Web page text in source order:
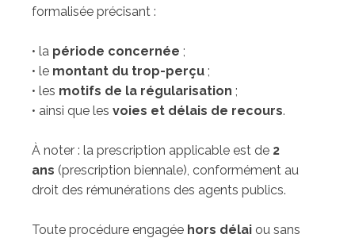
formalisée précisant :
• la période concernée ;
• le montant du trop-perçu ;
• les motifs de la régularisation ;
• ainsi que les voies et délais de recours.
À noter : la prescription applicable est de 2
ans (prescription biennale), conformément au
droit des rémunérations des agents publics.
Toute procédure engagée hors délai ou sans